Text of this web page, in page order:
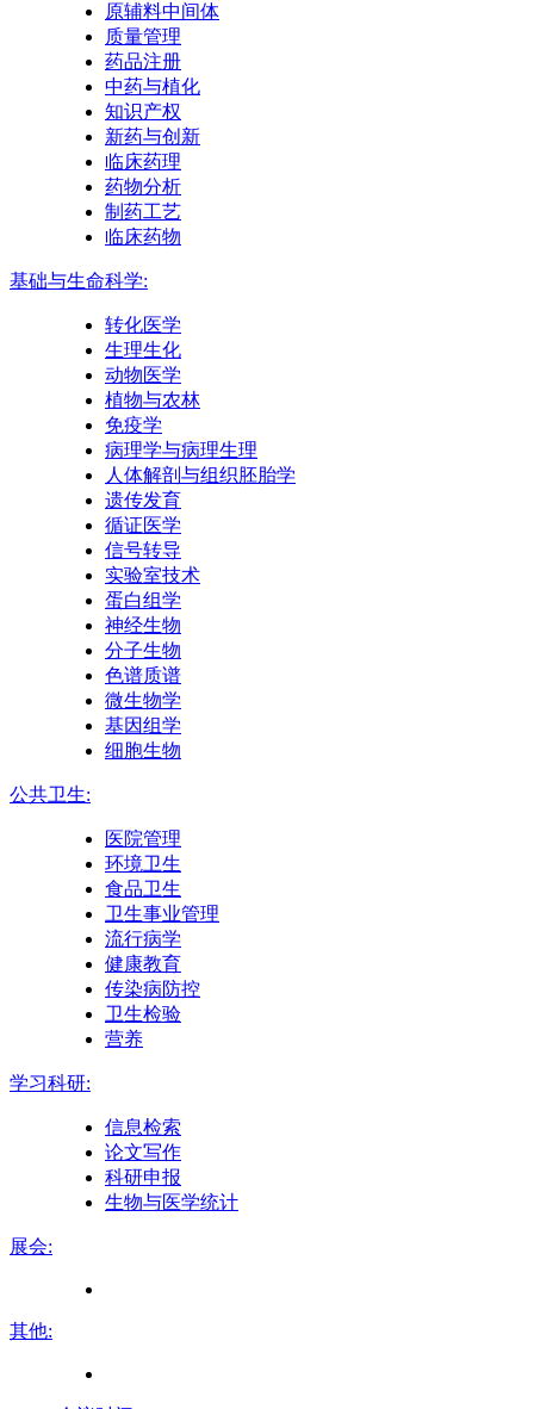
原辅料中间体
质量管理
药品注册
中药与植化
知识产权
新药与创新
临床药理
药物分析
制药工艺
临床药物
基础与生命科学:
转化医学
生理生化
动物医学
植物与农林
免疫学
病理学与病理生理
人体解剖与组织胚胎学
遗传发育
循证医学
信号转导
实验室技术
蛋白组学
神经生物
分子生物
色谱质谱
微生物学
基因组学
细胞生物
公共卫生:
医院管理
环境卫生
食品卫生
卫生事业管理
流行病学
健康教育
传染病防控
卫生检验
营养
学习科研:
信息检索
论文写作
科研申报
生物与医学统计
展会:
其他: